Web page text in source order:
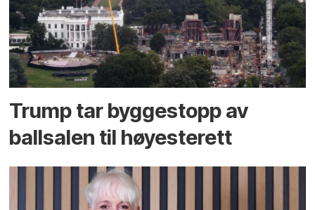
Trump tar byggestopp av
ballsalen til høyesterett